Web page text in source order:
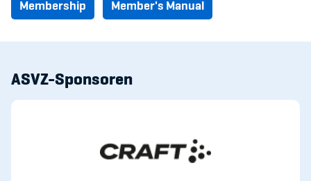
Membership Member's Manual
ASVZ-Sponsoren